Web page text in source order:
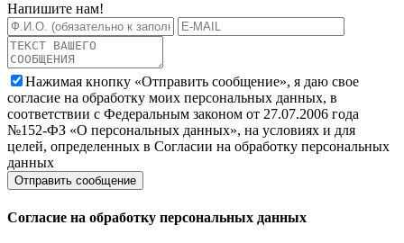
Напишите нам!
Нажимая кнопку «Отправить сообщение», я даю свое
согласие на обработку моих персональных данных, в
соответствии с Федеральным законом от 27.07.2006 года
№152-ФЗ «О персональных данных», на условиях и для
целей, определенных в Согласии на обработку персональных
данных
Согласие на обработку персональных данных